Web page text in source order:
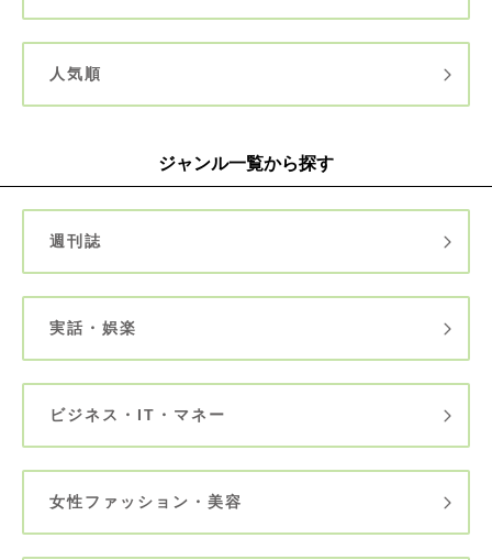
人気順
ジャンル一覧から探す
週刊誌
実話・娯楽
ビジネス・IT・マネー
女性ファッション・美容